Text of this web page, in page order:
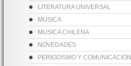
LITERATURA UNIVERSAL
MUSICA
MUSICA CHILENA
NOVEDADES
PERIODISMO Y COMUNICACIÓN